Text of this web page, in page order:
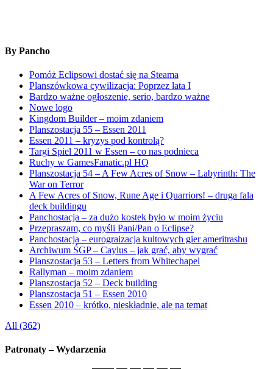
By Pancho
Pomóż Eclipsowi dostać się na Steama
Planszówkowa cywilizacja: Poprzez lata I
Bardzo ważne ogłoszenie, serio, bardzo ważne
Nowe logo
Kingdom Builder – moim zdaniem
Planszostacja 55 – Essen 2011
Essen 2011 – kryzys pod kontrolą?
Targi Spiel 2011 w Essen – co nas podnieca
Ruchy w GamesFanatic.pl HQ
Planszostacja 54 – A Few Acres of Snow – Labyrinth: The
War on Terror
A Few Acres of Snow, Rune Age i Quarriors! – druga fala
deck buildingu
Panchostacja – za dużo kostek było w moim życiu
Przepraszam, co myśli Pani/Pan o Eclipse?
Panchostacja – eurograizacja kultowych gier ameritrashu
Archiwum ŚGP – Caylus – jak grać, aby wygrać
Planszostacja 53 – Letters from Whitechapel
Rallyman – moim zdaniem
Planszostacja 52 – Deck building
Planszostacja 51 – Essen 2010
Essen 2010 – krótko, nieskładnie, ale na temat
All (362)
Patronaty – Wydarzenia